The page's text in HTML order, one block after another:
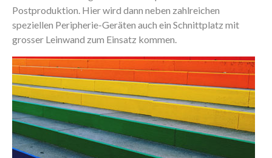
Postproduktion. Hier wird dann neben zahlreichen
speziellen Peripherie-Geräten auch ein Schnittplatz mit
grosser Leinwand zum Einsatz kommen.